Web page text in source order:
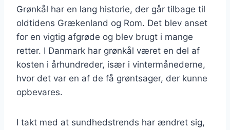
Grønkål har en lang historie, der går tilbage til
oldtidens Grækenland og Rom. Det blev anset
for en vigtig afgrøde og blev brugt i mange
retter. I Danmark har grønkål været en del af
kosten i århundreder, især i vintermånederne,
hvor det var en af de få grøntsager, der kunne
opbevares.
I takt med at sundhedstrends har ændret sig,